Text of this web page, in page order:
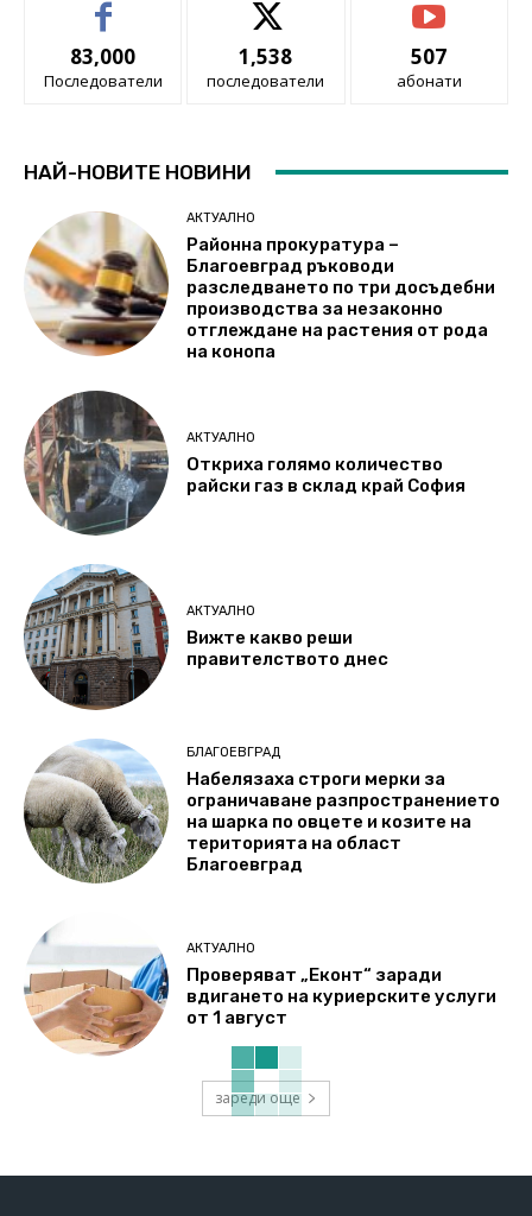
83,000
Последователи
1,538
последователи
507
абонати
НАЙ-НОВИТЕ НОВИНИ
АКТУАЛНО
Районна прокуратура –
Благоевград ръководи
разследването по три досъдебни
производства за незаконно
отглеждане на растения от рода
на конопа
АКТУАЛНО
Откриха голямо количество
райски газ в склад край София
АКТУАЛНО
Вижте какво реши
правителството днес
БЛАГОЕВГРАД
Набелязаха строги мерки за
ограничаване разпространението
на шарка по овцете и козите на
територията на област
Благоевград
АКТУАЛНО
Проверяват „Еконт“ заради
вдигането на куриерските услуги
от 1 август
зареди още